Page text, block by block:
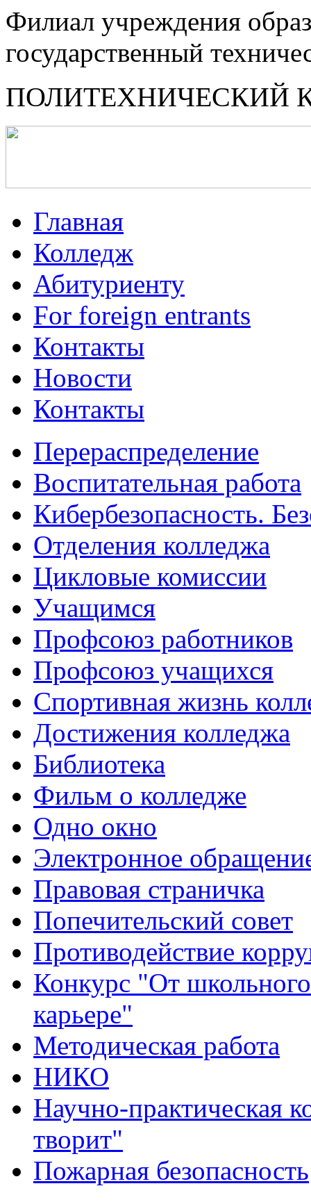
Филиал учреждения
государственный
ПОЛИТЕХНИЧЕСКИЙ
Главная
Колледж
Абитуриенту
For foreign entrants
Контакты
Новости
Контакты
Перераспределение
Воспитательная работа
Кибербезопасность.
Отделения колледжа
Цикловые комиссии
Учащимся
Профсоюз работников
Профсоюз учащихся
Спортивная жизнь
Достижения колледжа
Библиотека
Фильм о колледже
Одно окно
Электронное
Правовая страничка
Попечительский совет
Противодействие
Конкурс "От
карьере"
Методическая работа
НИКО
Научно-практическая
творит"
Пожарная безопасность